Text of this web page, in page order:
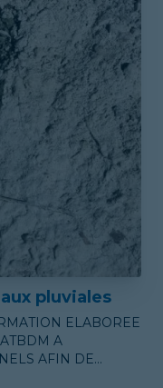
pluviales
ELABOREE
A
AFIN DE